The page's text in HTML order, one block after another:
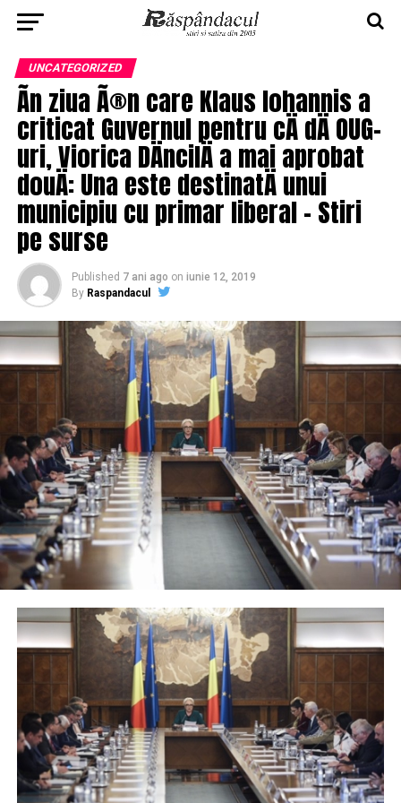
UNCATEGORIZED
Ãn ziua Ã®n care Klaus Iohannis a
criticat Guvernul pentru cÄ dÄ OUG-
uri, Viorica DÄncilÄ a mai aprobat
douÄ: Una este destinatÄ unui
municipiu cu primar liberal – Stiri
pe surse
Published 7 ani ago on iunie 12, 2019
By Raspandacul